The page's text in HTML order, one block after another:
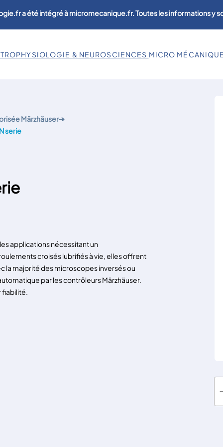
a été intégré à micromecanique.fr. Toutes les informations y
& NEUROSCIENCES MICRO MÉCANIQUE
Märzhäuser➔
serie
applications nécessitant un
croisés lubrifiés à vie, elles offrent
la majorité des microscopes inversés ou
par les contrôleurs Märzhäuser.
fiabilité.
a
−